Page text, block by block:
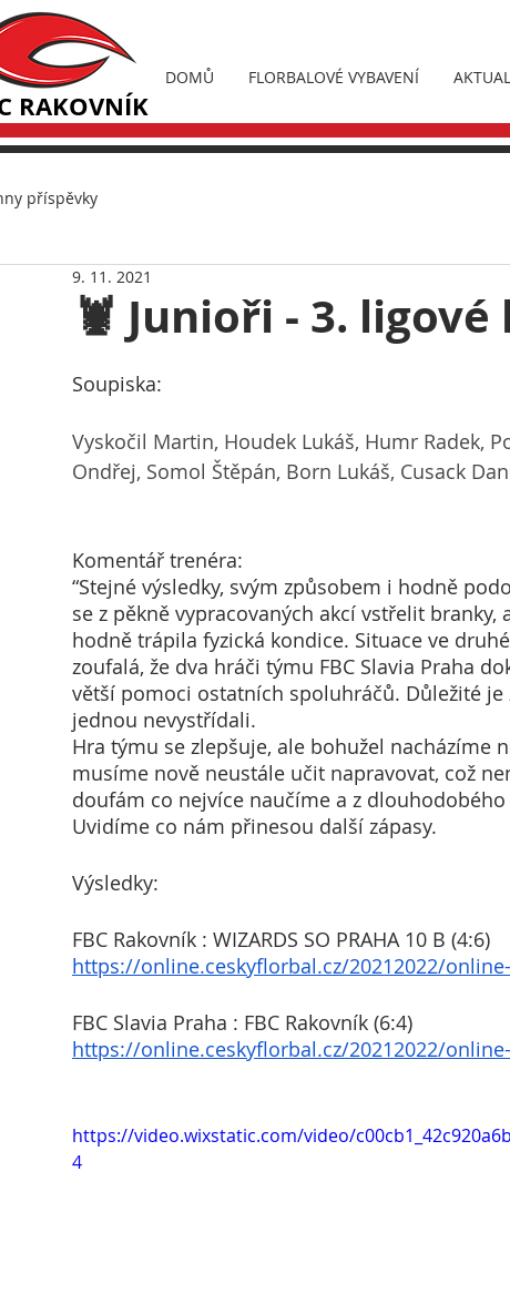
DOMŮ FLORBALOVÉ VYBAVENÍ
RAKOVNÍK
příspěvky
🦞 Junioři - 3. ligové
9. 11. 2021
Soupiska:
Vyskočil Martin, Houdek Lukáš, Humr Radek,
Ondřej, Somol Štěpán, Born Lukáš, Cusack
Komentář trenéra:
“Stejné výsledky, svým způsobem i hodně
se z pěkně vypracovaných akcí vstřelit
hodně trápila fyzická kondice. Situace ve
zoufalá, že dva hráči týmu FBC Slavia Praha
větší pomoci ostatních spoluhráčů. Důležité
jednou nevystřídali.
Hra týmu se zlepšuje, ale bohužel nacházíme
musíme nově neustále učit napravovat, což
doufám co nejvíce naučíme a z
Uvidíme co nám přinesou další zápasy.
Výsledky:
FBC Rakovník : WIZARDS SO PRAHA 10 B (4:6)
https://online.ceskyflorbal.cz/20212022/
FBC Slavia Praha : FBC Rakovník (6:4)
https://online.ceskyflorbal.cz/20212022/
https://video.wixstatic.com/video/
4